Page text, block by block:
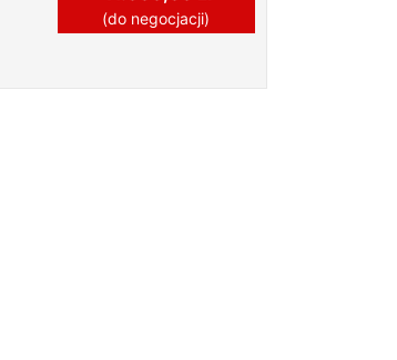
(do negocjacji)